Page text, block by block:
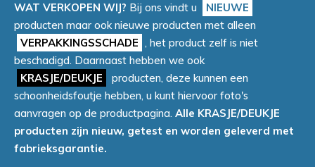
WAT VERKOPEN WIJ? Bij ons vindt u
NIEUWE
producten maar ook nieuwe producten met alleen
VERPAKKINGSSCHADE , het product zelf is niet
beschadigd. Daarnaast hebben we ook
KRASJE/DEUKJE
producten, deze kunnen een
schoonheidsfoutje hebben, u kunt hiervoor foto's
aanvragen op de productpagina. Alle KRASJE/DEUKJE
producten zijn nieuw, getest en worden geleverd met
fabrieksgarantie.